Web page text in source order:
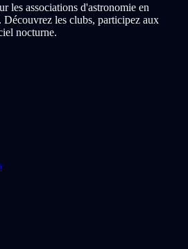
les associations d'astronomie en
Découvrez les clubs, participez aux
nocturne.